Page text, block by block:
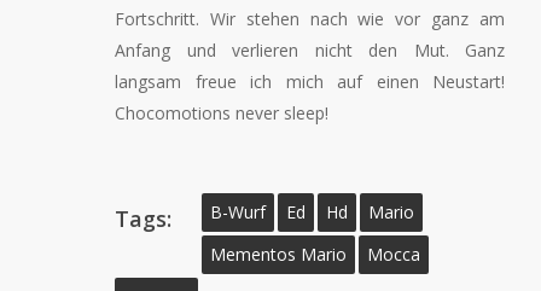
Fortschritt. Wir stehen nach wie vor ganz am
Anfang und verlieren nicht den Mut. Ganz
langsam freue ich mich auf einen Neustart!
Chocomotions never sleep!
Tags: B-Wurf Ed Hd
Mario
Mementos Mario
Mocca